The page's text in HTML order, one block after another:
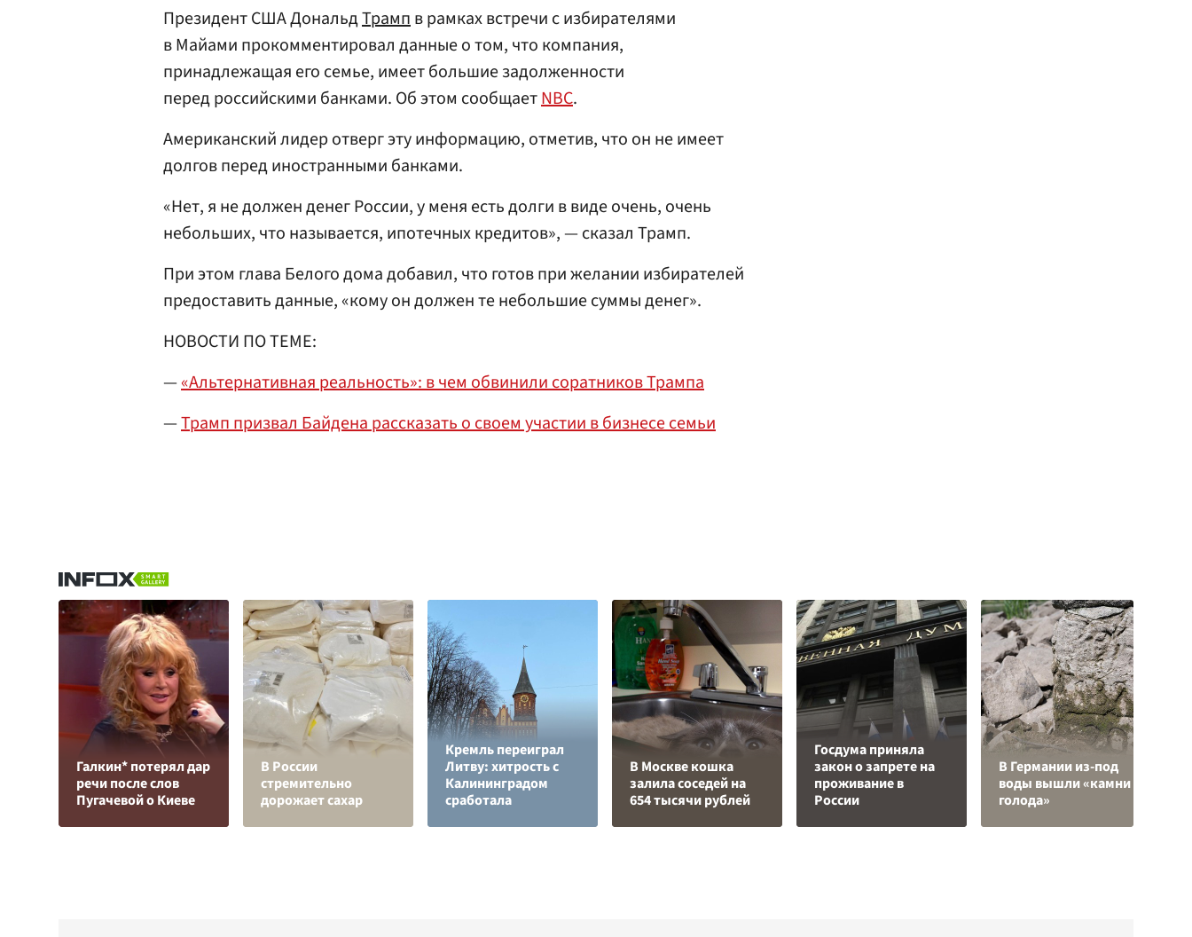
Президент США ДональдТрампв рамках встречи с избирателями
в Майами прокомментировал данные о том, что компания,
принадлежащая его семье, имеет большие задолженности
перед российскими банками. Об этом сообщаетNBC.
Американский лидер отверг эту информацию, отметив, что он не имеет
долгов перед иностранными банками.
«Нет, я не должен денег России, у меня есть долги в виде очень, очень
небольших, что называется, ипотечных кредитов», — сказал Трамп.
При этом глава Белого дома добавил, что готов при желании избирателей
предоставить данные, «кому он должен те небольшие суммы денег».
НОВОСТИ ПО ТЕМЕ:
—«Альтернативная реальность»: в чем обвинили соратников Трампа
—Трамп призвал Байдена рассказать о своем участии в бизнесе семьи
Галкин* потерял дар
речи после слов
Пугачевой о Киеве
В России
стремительно
дорожает сахар
Кремль переиграл
Литву: хитрость с
Калининградом
сработала
В Москве кошка
залила соседей на
654 тысячи рублей
Госдума приняла
закон о запрете на
проживание в
России
В Германии из-под
воды вышли «камни
голода»